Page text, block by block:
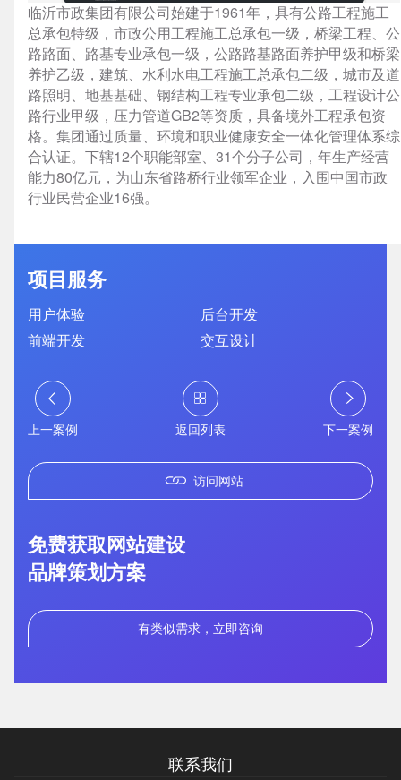
临沂市政集团有限公司始建于1961年，具有公路工程施工
总承包特级，市政公用工程施工总承包一级，桥梁工程、公
路路面、路基专业承包一级，公路路基路面养护甲级和桥梁
养护乙级，建筑、水利水电工程施工总承包二级，城市及道
路照明、地基基础、钢结构工程专业承包二级，工程设计公
路行业甲级，压力管道GB2等资质，具备境外工程承包资
格。集团通过质量、环境和职业健康安全一体化管理体系综
合认证。下辖12个职能部室、31个分子公司，年生产经营
能力80亿元，为山东省路桥行业领军企业，入围中国市政
行业民营企业16强。
项目服务
用户体验
后台开发
前端开发
交互设计
上一案例 返回列表 下一案例
访问网站
免费获取网站建设
品牌策划方案
有类似需求，立即咨询
联系我们
企业网站建设 · 营销型网站建设 · SEO搜索优
GEO生成式引擎优化 · 外贸独立站建设
英文及多语言网站建设 · 微信小程序开发 ·
网站运维与内容优化
您的预算 1万以内 1万-3万 3万-5万
需要方案后报价